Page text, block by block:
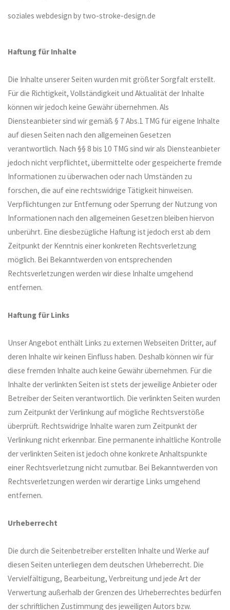
soziales webdesign by two-stroke-design.de
Haftung für Inhalte
Die Inhalte unserer Seiten wurden mit größter Sorgfalt erstellt.
Für die Richtigkeit, Vollständigkeit und Aktualität der Inhalte
können wir jedoch keine Gewähr übernehmen. Als
Diensteanbieter sind wir gemäß § 7 Abs.1 TMG für eigene Inhalte
auf diesen Seiten nach den allgemeinen Gesetzen
verantwortlich. Nach §§ 8 bis 10 TMG sind wir als Diensteanbieter
jedoch nicht verpflichtet, übermittelte oder gespeicherte fremde
Informationen zu überwachen oder nach Umständen zu
forschen, die auf eine rechtswidrige Tätigkeit hinweisen.
Verpflichtungen zur Entfernung oder Sperrung der Nutzung von
Informationen nach den allgemeinen Gesetzen bleiben hiervon
unberührt. Eine diesbezügliche Haftung ist jedoch erst ab dem
Zeitpunkt der Kenntnis einer konkreten Rechtsverletzung
möglich. Bei Bekanntwerden von entsprechenden
Rechtsverletzungen werden wir diese Inhalte umgehend
entfernen.
Haftung für Links
Unser Angebot enthält Links zu externen Webseiten Dritter, auf
deren Inhalte wir keinen Einfluss haben. Deshalb können wir für
diese fremden Inhalte auch keine Gewähr übernehmen. Für die
Inhalte der verlinkten Seiten ist stets der jeweilige Anbieter oder
Betreiber der Seiten verantwortlich. Die verlinkten Seiten wurden
zum Zeitpunkt der Verlinkung auf mögliche Rechtsverstöße
überprüft. Rechtswidrige Inhalte waren zum Zeitpunkt der
Verlinkung nicht erkennbar. Eine permanente inhaltliche Kontrolle
der verlinkten Seiten ist jedoch ohne konkrete Anhaltspunkte
einer Rechtsverletzung nicht zumutbar. Bei Bekanntwerden von
Rechtsverletzungen werden wir derartige Links umgehend
entfernen.
Urheberrecht
Die durch die Seitenbetreiber erstellten Inhalte und Werke auf
diesen Seiten unterliegen dem deutschen Urheberrecht. Die
Vervielfältigung, Bearbeitung, Verbreitung und jede Art der
Verwertung außerhalb der Grenzen des Urheberrechtes bedürfen
der schriftlichen Zustimmung des jeweiligen Autors bzw.